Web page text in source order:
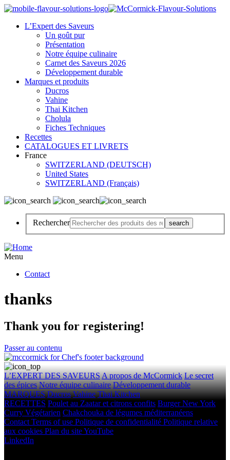
L’Expert des Saveurs
Un goût pur
Présentation
Notre équipe culinaire
Carnet des Saveurs 2026
Développement durable
Marques et produits
Ducros
Vahine
Thai Kitchen
Cholula
Fiches Techniques
Recettes
CATALOGUES ET LIVRETS
France
SWITZERLAND (DEUTSCH)
United States
SWITZERLAND (Français)
Rechercher
Menu
Contact
thanks
Thank you for registering!
Passer au contenu
L’EXPERT DES SAVEURSA propos de McCormick Le secret
des épices Notre équipe culinaire Développement durable
MARQUES Ducros Vahine Thai Kitchen
RECETTES Poulet au Zaatar et citrons confits Burger New York
Curry Végétarien Chakchouka de légumes méditerranéens
Contact Terms of use Politique de confidentialité Politique relative
aux cookies Plan du siteYouTube
LinkedIn